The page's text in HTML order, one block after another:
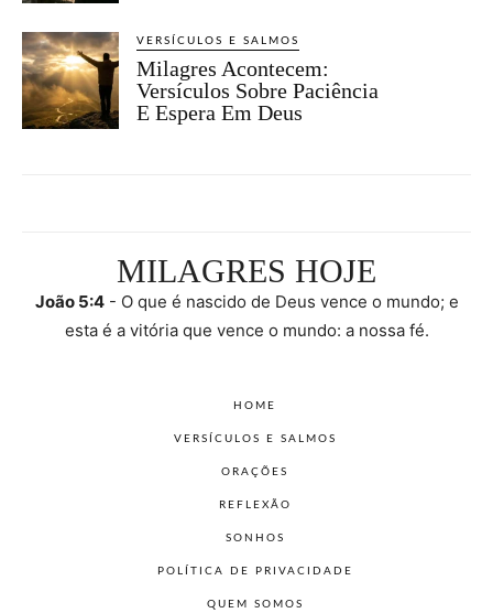
VERSÍCULOS E SALMOS
Milagres Acontecem:
Versículos Sobre Paciência
E Espera Em Deus
MILAGRES HOJE
João 5:4- O que é nascido de Deus vence o mundo; e
esta é a vitória que vence o mundo: a nossa fé.
HOME
VERSÍCULOS E SALMOS
ORAÇÕES
REFLEXÃO
SONHOS
POLÍTICA DE PRIVACIDADE
QUEM SOMOS